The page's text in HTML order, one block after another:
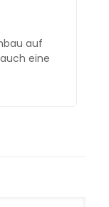
auf
eine